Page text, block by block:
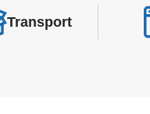
Transport